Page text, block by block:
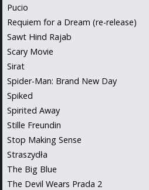
Pucio
Requiem for a Dream (re-release)
Sawt Hind Rajab
Scary Movie
Sirat
Spider-Man: Brand New Day
Spiked
Spirited Away
Stille Freundin
Stop Making Sense
Straszydła
The Big Blue
The Devil Wears Prada 2